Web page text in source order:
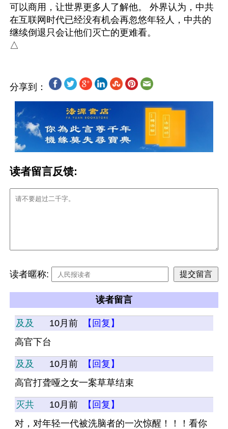
可以商用，让世界更多人了解他。 外界认为，中共
在互联网时代已经没有机会再忽悠年轻人，中共的
继续倒退只会让他们灭亡的更难看。
分享到：
读者留言反馈:
读者暱称:
读者留言
及及 10月前
【回复】
高官下台
及及 10月前
【回复】
高官打聋哑之女一案草草结束
灭共 10月前
【回复】
对，对年轻一代被洗脑者的一次惊醒！！！看你